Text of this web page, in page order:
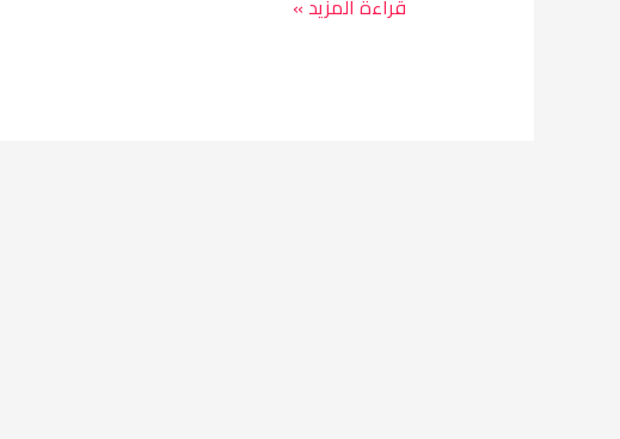
قراءة المزيد »